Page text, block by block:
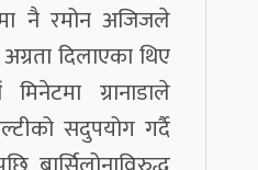
नै रमोन अजिजले
अग्रता दिलाएका थिए
ग्रानाडाले
सदुपयोग गर्दै